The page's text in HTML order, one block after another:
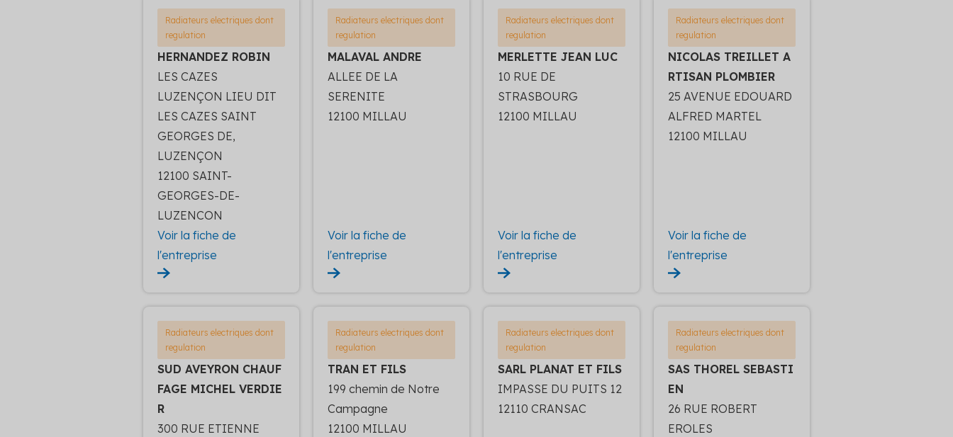
Radiateurs electriques dont
regulation
HERNANDEZ ROBIN
LES CAZES
LUZENÇON LIEU DIT
LES CAZES SAINT
GEORGES DE,
LUZENÇON
12100 SAINT-
GEORGES-DE-
LUZENCON
Voir la fiche de
l'entreprise
Radiateurs electriques dont
regulation
MALAVAL ANDRE
ALLEE DE LA
SERENITE
12100 MILLAU
Voir la fiche de
l'entreprise
Radiateurs electriques dont
regulation
MERLETTE JEAN LUC
10 RUE DE
STRASBOURG
12100 MILLAU
Voir la fiche de
l'entreprise
Radiateurs electriques dont
regulation
NICOLAS TREILLET A
RTISAN PLOMBIER
25 AVENUE EDOUARD
ALFRED MARTEL
12100 MILLAU
Voir la fiche de
l'entreprise
Radiateurs electriques dont
regulation
SUD AVEYRON CHAUF
FAGE MICHEL VERDIE
R
300 RUE ETIENNE
Radiateurs electriques dont
regulation
TRAN ET FILS
199 chemin de Notre
Campagne
12100 MILLAU
Radiateurs electriques dont
regulation
SARL PLANAT ET FILS
IMPASSE DU PUITS 12
12110 CRANSAC
Radiateurs electriques dont
regulation
SAS THOREL SEBASTI
EN
26 RUE ROBERT
EROLES